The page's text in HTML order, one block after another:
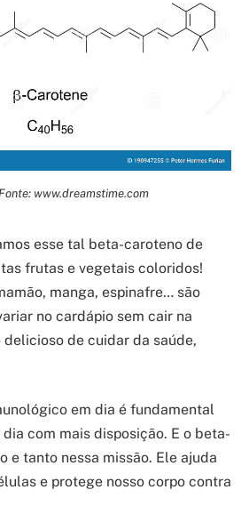
www.dreamstime.com
esse tal beta-caroteno de
frutas e vegetais coloridos!
manga, espinafre… são
no cardápio sem cair na
delicioso de cuidar da saúde,
em dia é fundamental
com mais disposição. E o beta-
e tanto nessa missão. Ele ajuda
e protege nosso corpo contra